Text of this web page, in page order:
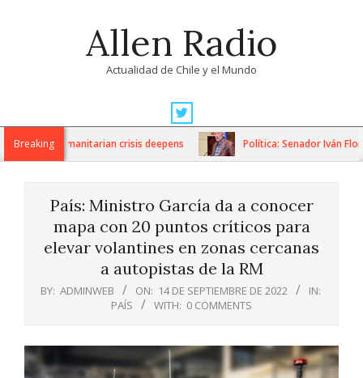
Allen Radio
Actualidad de Chile y el Mundo
Navigation
MenuBreaking
as humanitarian crisis deepens Política: Senador Iván Flores
País: Ministro García da a conocer
mapa con 20 puntos críticos para
elevar volantines en zonas cercanas
a autopistas de la RM
BY: ADMINWEB ON: 14 DE SEPTIEMBRE DE 2022
IN:
PAÍS
WITH: 0 COMMENTS